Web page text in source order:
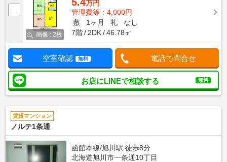
画像 : 2枚
万円
管理費等：4,000円
敷
1ヶ月 礼
なし
7階
2DK 46.78㎡
空室確認 無料 電話で問合せ
お店にLINEで相談する 無料
賃貸マンション
ノルテ1条通
函館本線/旭川駅 徒歩8分
北海道旭川市一条通10丁目